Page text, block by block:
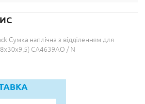
Сумка наплічна з відділенням для
CA4639AO / N